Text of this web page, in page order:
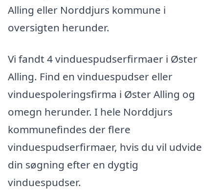
Alling eller Norddjurs kommune i
oversigten herunder.
Vi fandt 4 vinduespudserfirmaer i Øster
Alling. Find en vinduespudser eller
vinduespoleringsfirma i Øster Alling og
omegn herunder. I hele Norddjurs
kommunefindes der flere
vinduespudserfirmaer, hvis du vil udvide
din søgning efter en dygtig
vinduespudser.